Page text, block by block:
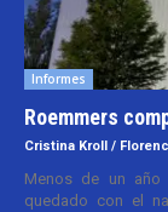
Informes
Roemmers
Cristina Kroll /
Menos de un año
quedado con el